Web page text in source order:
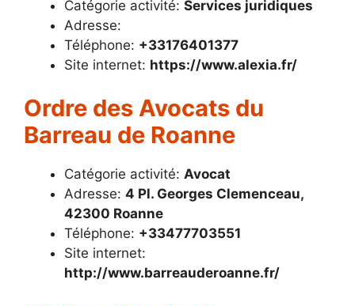
Catégorie activité: Services juridiques
Adresse:
Téléphone: +33176401377
Site internet: https://www.alexia.fr/
Ordre des Avocats du
Barreau de Roanne
Catégorie activité: Avocat
Adresse: 4 Pl. Georges Clemenceau,
42300 Roanne
Téléphone: +33477703551
Site internet:
http://www.barreauderoanne.fr/